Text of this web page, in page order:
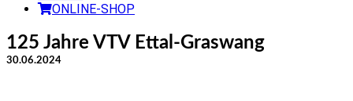
ONLINE-SHOP
125 Jahre VTV Ettal-Graswang
30.06.2024